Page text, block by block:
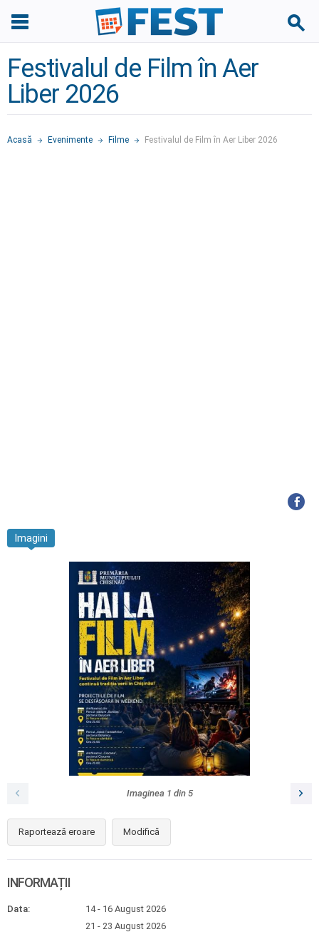
Festivalul de Film în Aer
Liber 2026
Acasă Evenimente Filme Festivalul de Film în Aer Liber 2026
Imagini
Imaginea 1 din 5
Raportează eroare Modifică
INFORMAȚII
Data:
14 - 16 August 2026
21 - 23 August 2026